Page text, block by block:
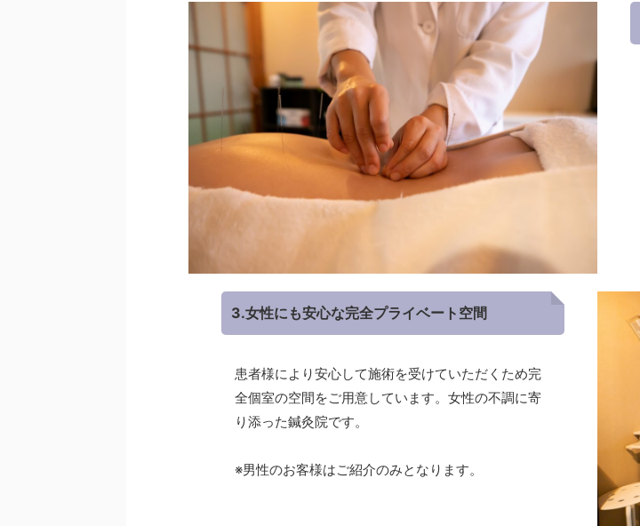
3.女性にも安心な完全プライベート空間
患者様により安心して施術を受けていただくため完
全個室の空間をご用意しています。女性の不調に寄
り添った鍼灸院です。
※男性のお客様はご紹介のみとなります。